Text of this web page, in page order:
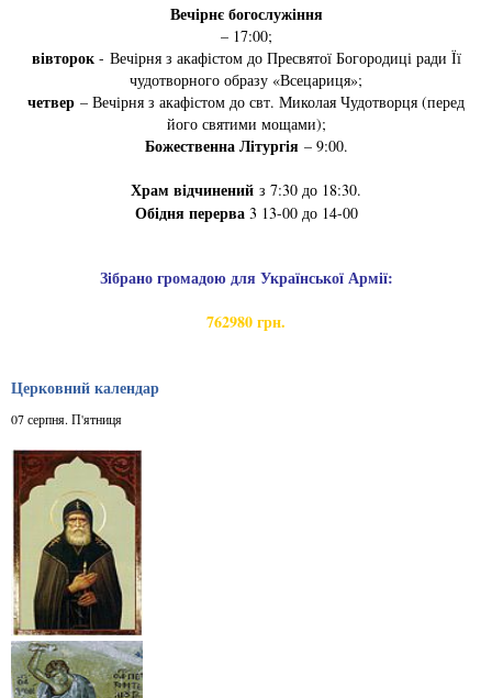
Вечірнє богослужіння
– 17:00;
вівторок- Вечірня з акафістом до Пресвятої Богородиці ради Її
чудотворного образу «Всецариця»;
четвер – Вечірня з акафістом до свт. Миколая Чудотворця (перед
його святими мощами);
Божественна Літургія– 9:00.
Храм відчинений з 7:30 до 18:30.
Обідня перерва3 13-00 до 14-00
Зібрано громадою для Української Армії:
762980 грн.
Церковний календар
07 серпня. П'ятниця